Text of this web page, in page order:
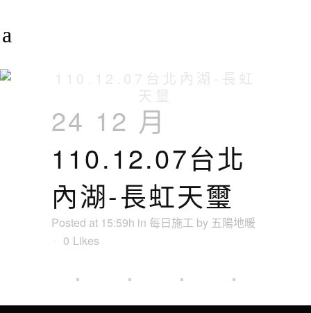
24 12 月
110.12.07台北
內湖-長虹天璽
Posted at 15:59h in 每日施工 by 五陽地暖
0 Likes